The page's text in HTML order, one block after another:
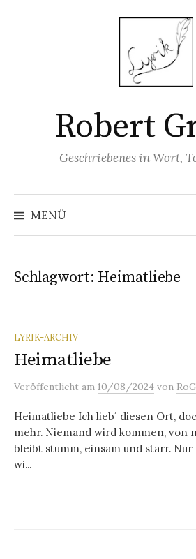
Robert
Geschriebenes in Wort,
MENÜ
Schlagwort: Heimatliebe
LYRIK-ARCHIV
Heimatliebe
Veröffentlicht am 10/08/2024 von
Heimatliebe Ich lieb´ diesen Ort,
mehr. Niemand wird kommen, von
bleibt stumm, einsam und starr.
wi...